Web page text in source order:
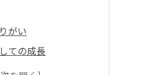
がい
ての成長